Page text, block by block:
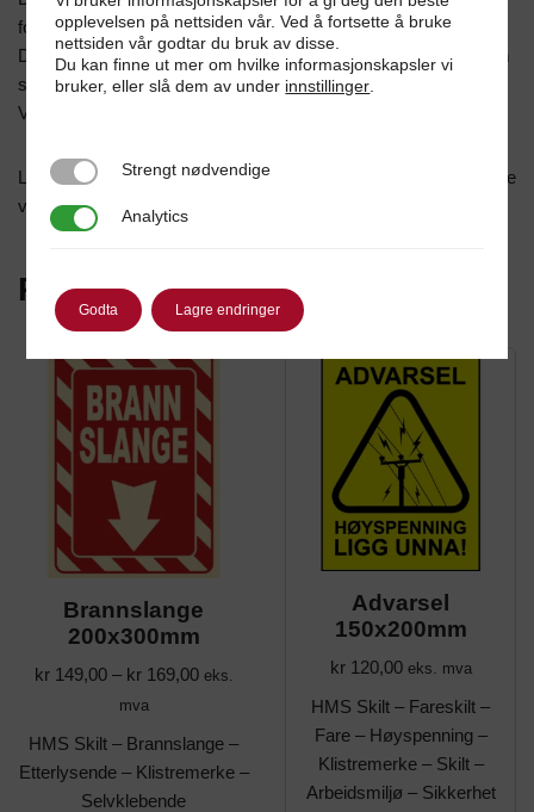
fotoluminiserende og lyser i mørket dersom strømmen går.
Det betyr at skiltet lades opp i dagslys eller kunstig lys. Dersom
strømmen går vil skiltet lyse i mørket i en gitt periode.
Våre skilt produseres i folie av høy kvalitet.
Leveres i etterlysende skilt (2mm gobonplate) eller selvklebende
vinyl.
Relaterte produkter
Brannslange
200x300mm
kr149,00 – kr169,00 eks.
mva
HMS Skilt – Brannslange –
Etterlysende – Klistremerke –
Selvklebende
Advarsel
150x200mm
kr120,00 eks. mva
HMS Skilt – Fareskilt –
Fare – Høyspenning –
Klistremerke – Skilt –
Arbeidsmiljø – Sikkerhet
opplevelsen på nettsiden vår. Ved å fortsette å bruke
nettsiden vår godtar du bruk av disse.
Du kan finne ut mer om hvilke informasjonskapsler vi
bruker, eller slå dem av under innstillinger
Strengt nødvendige
Strengt nødvendige
Analytics Analytics
Godta Lagre endringer